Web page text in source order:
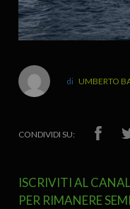
UMBERTO
CONDIVIDI SU:
ISCRIVITI AL
PER RIMANERE